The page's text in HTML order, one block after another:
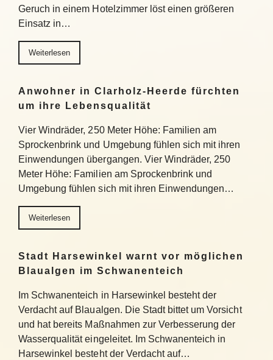
Geruch in einem Hotelzimmer löst einen größeren
Einsatz in…
Weiterlesen
Anwohner in Clarholz-Heerde fürchten
um ihre Lebensqualität
Vier Windräder, 250 Meter Höhe: Familien am
Sprockenbrink und Umgebung fühlen sich mit ihren
Einwendungen übergangen. Vier Windräder, 250
Meter Höhe: Familien am Sprockenbrink und
Umgebung fühlen sich mit ihren Einwendungen…
Weiterlesen
Stadt Harsewinkel warnt vor möglichen
Blaualgen im Schwanenteich
Im Schwanenteich in Harsewinkel besteht der
Verdacht auf Blaualgen. Die Stadt bittet um Vorsicht
und hat bereits Maßnahmen zur Verbesserung der
Wasserqualität eingeleitet. Im Schwanenteich in
Harsewinkel besteht der Verdacht auf…